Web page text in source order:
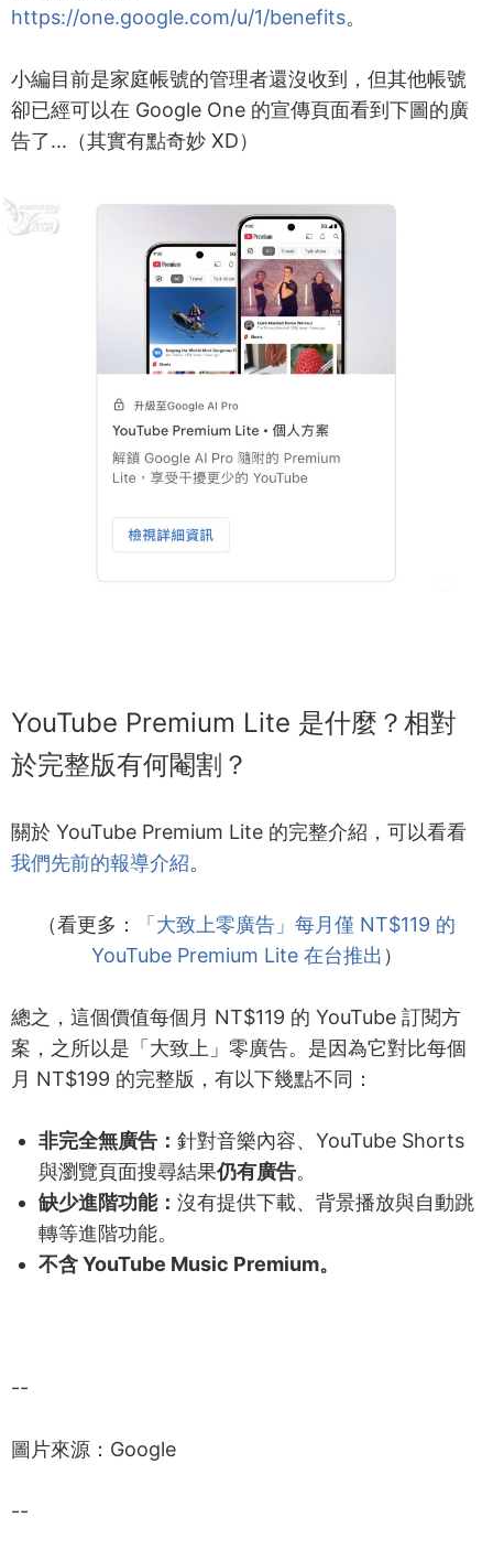
https://one.google.com/u/1/benefits。
小編目前是家庭帳號的管理者還沒收到，但其他帳號
卻已經可以在 Google One 的宣傳頁面看到下圖的廣
告了...（其實有點奇妙 XD）
YouTube Premium Lite 是什麼？相對
於完整版有何閹割？
關於 YouTube Premium Lite 的完整介紹，可以看看
我們先前的報導介紹。
（看更多：
「大致上零廣告」每月僅 NT$119 的
YouTube Premium Lite 在台推出 ）
總之，這個價值每個月 NT$119 的 YouTube 訂閱方
案，之所以是「大致上」零廣告。是因為它對比每個
月 NT$199 的完整版，有以下幾點不同：
非完全無廣告： 針對音樂內容、YouTube Shorts
與瀏覽頁面搜尋結果仍有廣告。
缺少進階功能： 沒有提供下載、背景播放與自動跳
轉等進階功能。
不含 YouTube Music Premium。
--
圖片來源：Google
--